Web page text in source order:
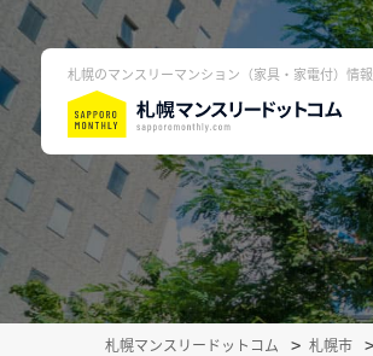
札幌のマンスリーマンション（家具・家電付）情報
札幌マンスリードットコム 札幌市